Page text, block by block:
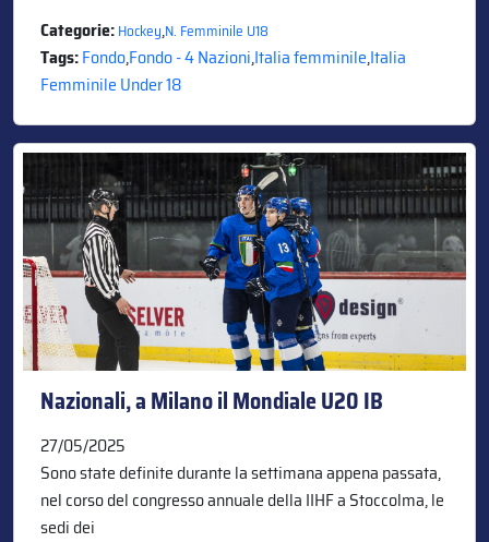
Categorie:Hockey,N. Femminile U18
Tags:Fondo,Fondo - 4 Nazioni,Italia femminile,Italia
Femminile Under 18
Nazionali, a Milano il Mondiale U20 IB
27/05/2025
Sono state definite durante la settimana appena passata,
nel corso del congresso annuale della IIHF a Stoccolma, le
sedi dei